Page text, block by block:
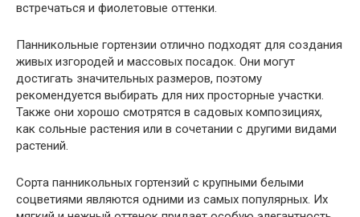
встречаться и фиолетовые оттенки.
Панникольные гортензии отлично подходят для создания
живых изгородей и массовых посадок. Они могут
достигать значительных размеров, поэтому
рекомендуется выбирать для них просторные участки.
Также они хорошо смотрятся в садовых композициях,
как сольные растения или в сочетании с другими видами
растений.
Сорта панникольных гортензий с крупными белыми
соцветиями являются одними из самых популярных. Их